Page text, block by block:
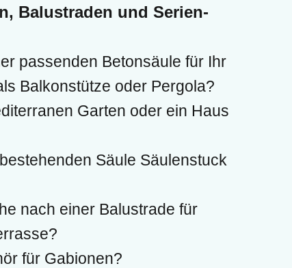
Balustraden und Serien-
passenden Betonsäule für Ihr
Balkonstütze oder Pergola?
Garten oder ein Haus
Säule Säulenstuck
nach einer Balustrade für
für Gabionen?